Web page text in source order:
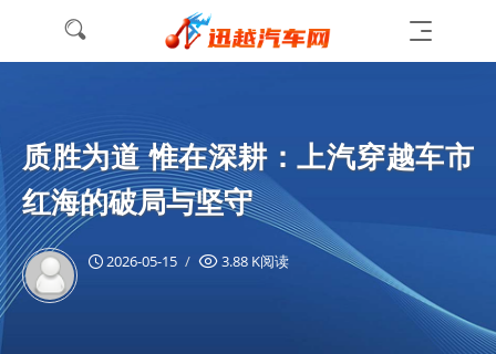
质胜为道 惟在深耕：上汽穿越车市
红海的破局与坚守
2026-05-15 3.88 K阅读